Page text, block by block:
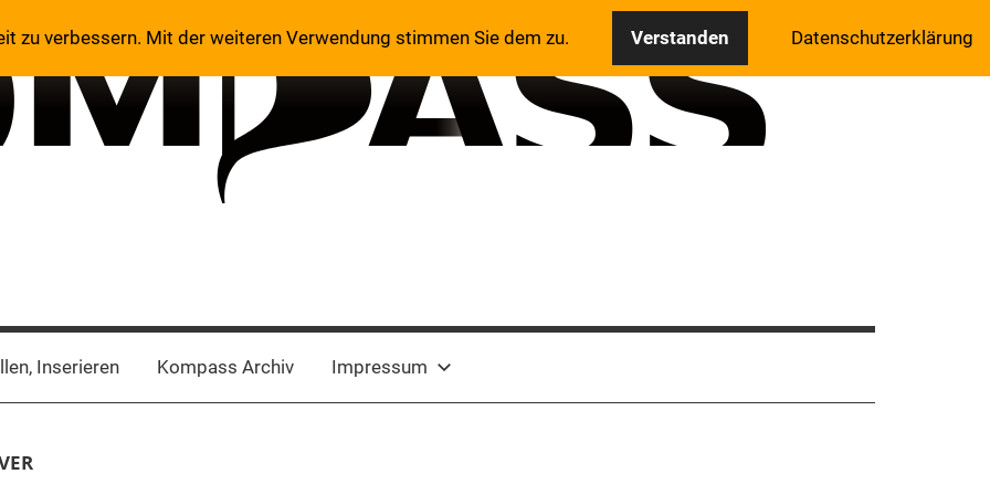
Inserieren Kompass Archiv Impressum
zu verbessern. Mit der weiteren Verwendung stimmen Sie dem zu. Verstanden Datenschutzerklärung